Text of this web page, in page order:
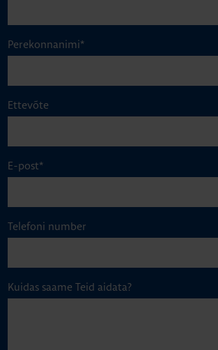
Perekonnanimi*
Ettevõte
E-post*
Telefoni number
Kuidas saame Teid aidata?